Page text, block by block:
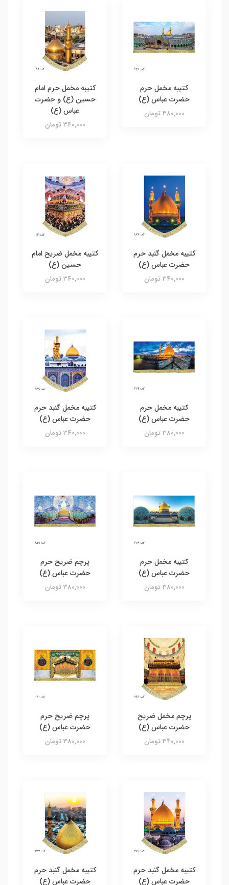
کتیبه مخمل حرم
حضرت عباس (ع)
380,000 تومان
کتیبه مخمل حرم امام
حسین (ع) و حضرت
عباس (ع)
340,000 تومان
کتیبه مخمل گنبد حرم
حضرت عباس (ع)
340,000 تومان
کتیبه مخمل ضریح امام
حسین (ع)
340,000 تومان
کتیبه مخمل حرم
حضرت عباس (ع)
380,000 تومان
کتیبه مخمل گنبد حرم
حضرت عباس (ع)
340,000 تومان
کتیبه مخمل حرم
حضرت عباس (ع)
380,000 تومان
پرچم ضریح حرم
حضرت عباس (ع)
380,000 تومان
پرچم مخمل ضریح
حضرت عباس (ع)
340,000 تومان
پرچم ضریح حرم
حضرت عباس (ع)
380,000 تومان
کتیبه مخمل گنبد حرم
حضرت عباس (ع)
کتیبه مخمل گنبد حرم
حضرت عباس (ع)